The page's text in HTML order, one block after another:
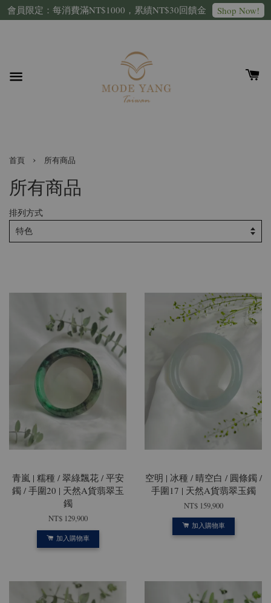
會員限定：每消費滿NT$1000，累績NT$30回饋金 Shop Now!
首頁 › 所有商品
所有商品
排列方式
青嵐 | 糯種 / 翠綠飄花 / 平安
鐲 / 手圍20 | 天然A貨翡翠玉
鐲
NT$ 129,900
加入購物車
空明 | 冰種 / 晴空白 / 圓條鐲 /
手圍17 | 天然A貨翡翠玉鐲
NT$ 159,900
加入購物車